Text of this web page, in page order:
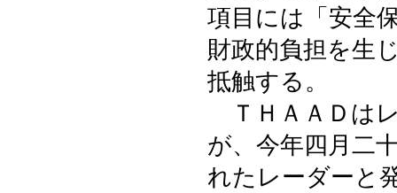
項目には「安全
財政的負担を生
抵触する。
ＴＨＡＡＤは
が、今年四月二
れたレーダーと